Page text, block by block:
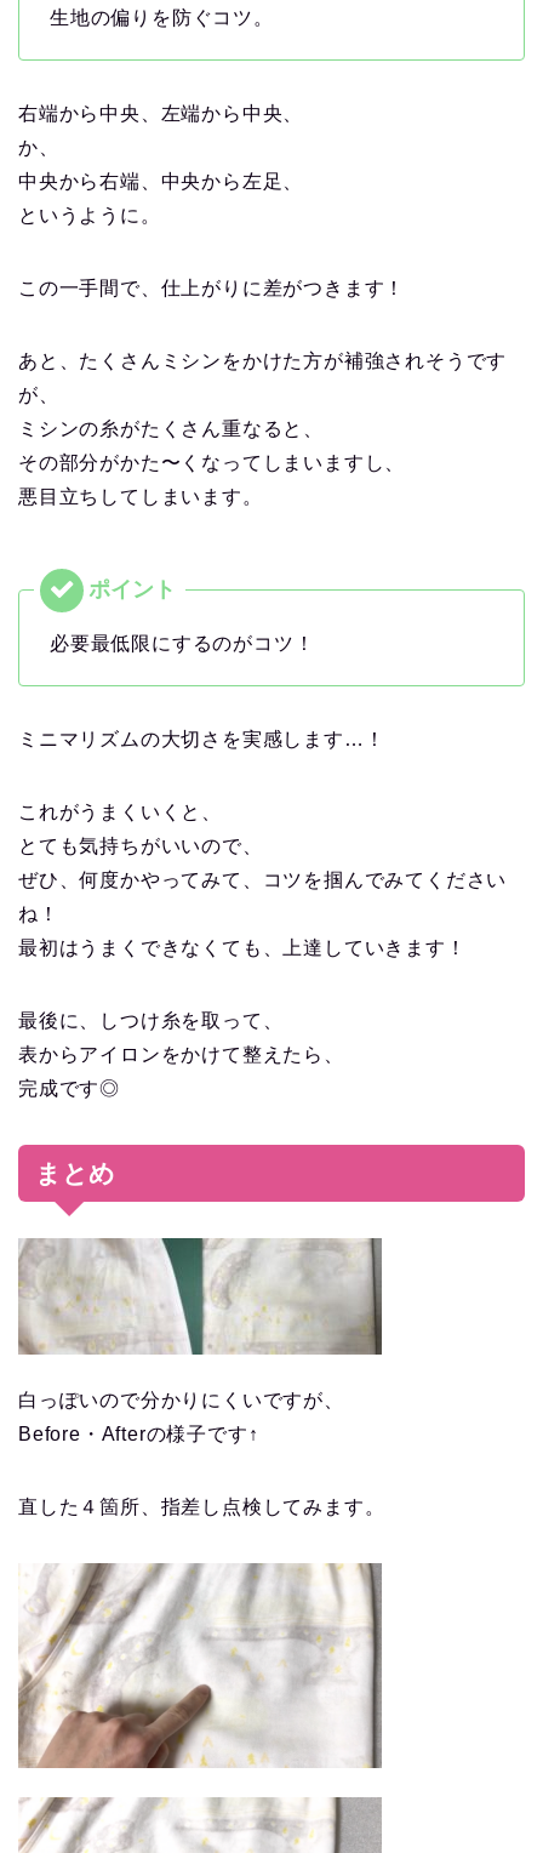
生地の偏りを防ぐコツ。
右端から中央、左端から中央、
か、
中央から右端、中央から左足、
というように。
この一手間で、仕上がりに差がつきます！
あと、たくさんミシンをかけた方が補強されそうです
が、
ミシンの糸がたくさん重なると、
その部分がかた〜くなってしまいますし、
悪目立ちしてしまいます。
必要最低限にするのがコツ！
ミニマリズムの大切さを実感します…！
これがうまくいくと、
とても気持ちがいいので、
ぜひ、何度かやってみて、コツを掴んでみてください
ね！
最初はうまくできなくても、上達していきます！
最後に、しつけ糸を取って、
表からアイロンをかけて整えたら、
完成です◎
まとめ
白っぽいので分かりにくいですが、
Before・Afterの様子です↑
直した４箇所、指差し点検してみます。